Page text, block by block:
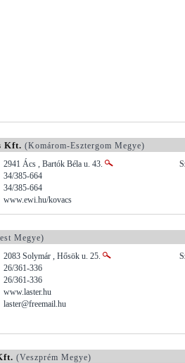
Kft. (Komárom-Esztergom Megye)
2941 Ács , Bartók Béla u. 43.
34/385-664
34/385-664
www.ewi.hu/kovacs
Megye)
2083 Solymár , Hősök u. 25.
26/361-336
26/361-336
www.laster.hu
laster@freemail.hu
(Veszprém Megye)